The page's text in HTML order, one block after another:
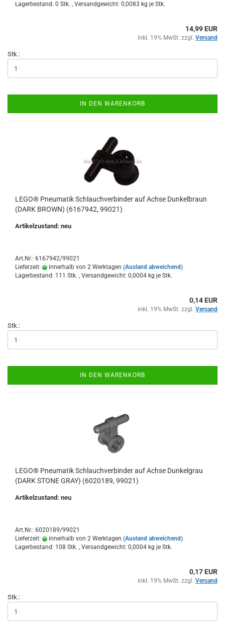
Lagerbestand: 0 Stk. , Versandgewicht: 0,0083 kg je Stk.
14,99 EUR
inkl. 19% MwSt. zzgl. Versand
Stk.:
IN DEN WARENKORB
LEGO® Pneumatik Schlauchverbinder auf Achse Dunkelbraun
(DARK BROWN) (6167942, 99021)
Artikelzustand: neu
Art.Nr.: 6167942/99021
Lieferzeit:
innerhalb von 2 Werktagen (Ausland abweichend)
Lagerbestand: 111 Stk. , Versandgewicht: 0,0004 kg je Stk.
0,14 EUR
inkl. 19% MwSt. zzgl. Versand
Stk.:
IN DEN WARENKORB
LEGO® Pneumatik Schlauchverbinder auf Achse Dunkelgrau
(DARK STONE GRAY) (6020189, 99021)
Artikelzustand: neu
Art.Nr.: 6020189/99021
Lieferzeit:
innerhalb von 2 Werktagen (Ausland abweichend)
Lagerbestand: 108 Stk. , Versandgewicht: 0,0004 kg je Stk.
0,17 EUR
inkl. 19% MwSt. zzgl. Versand
Stk.: